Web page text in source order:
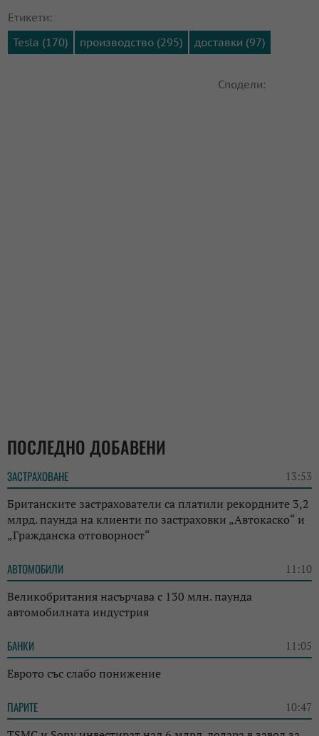
Етикети:
Tesla (170)
производство (295) доставки (97)
Сподели:
ПОСЛЕДНО ДОБАВЕНИ
ЗАСТРАХОВАНЕ 13:53
Британските застрахователи са платили рекордните 3,2
млрд. паунда на клиенти по застраховки „Автокаско“ и
„Гражданска отговорност“
АВТОМОБИЛИ 11:10
Великобритания насърчава с 130 млн. паунда
автомобилната индустрия
БАНКИ 11:05
Еврото със слабо понижение
ПАРИТЕ 10:47